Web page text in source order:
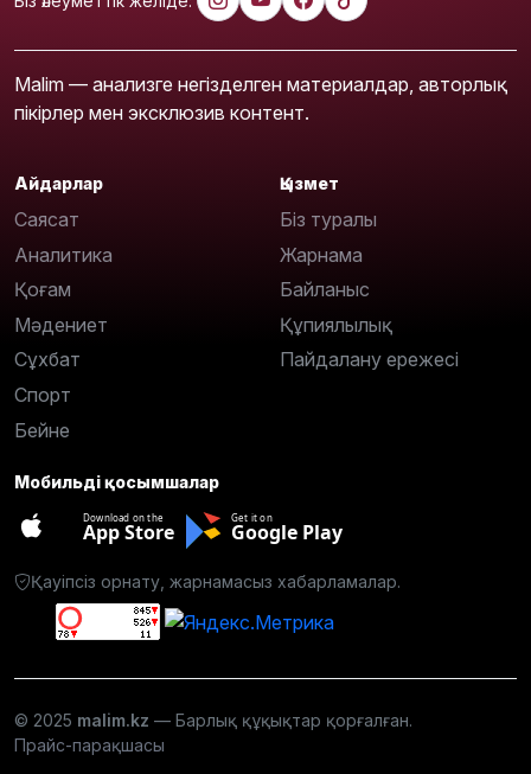
Malim — анализге негізделген материалдар, авторлық
пікірлер мен эксклюзив контент.
Айдарлар
Саясат
Аналитика
Қоғам
Мәдениет
Сұхбат
Спорт
Бейне
Қызмет
Біз туралы
Жарнама
Байланыс
Құпиялылық
Пайдалану ережесі
Мобильді қосымшалар
Download on the
App Store
Get it on
Google Play
Қауіпсіз орнату, жарнамасыз хабарламалар.
© 2025 malim.kz — Барлық құқықтар қорғалған.
Прайс-парақшасы